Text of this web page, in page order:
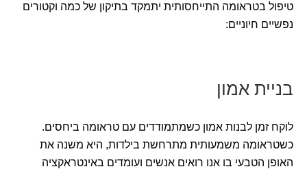
טיפול בטראומה התייחסותית יתמקד בתיקון של כמה וקטורים
נפשיים חיוניים:
בניית אמון
לוקח זמן לבנות אמון כשמתמודדים עם טראומה ביחסים.
כשטראומה משמעותית מתרחשת בילדות, היא משנה את
האופן הטבעי בו אנו רואים אנשים ועומדים באינטראקציה